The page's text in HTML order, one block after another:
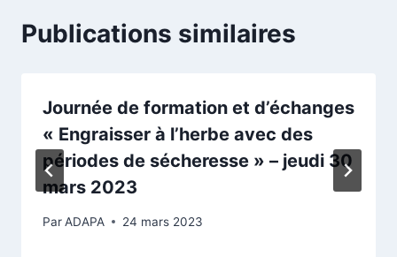
Publications similaires
Journée de formation et d’échanges
« Engraisser à l’herbe avec des
périodes de sécheresse » – jeudi 30
mars 2023
ParADAPA 24 mars 2023